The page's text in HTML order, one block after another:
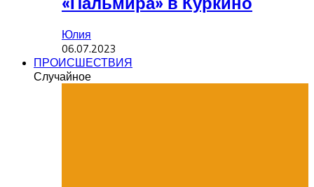
Юлия
06.07.2023
ПРОИСШЕСТВИЯ
Случайное